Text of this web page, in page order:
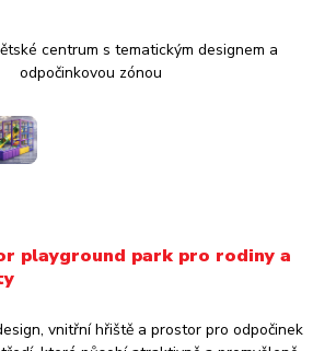
playground park pro rodiny a
vnitřní hřiště a prostor pro odpočinek